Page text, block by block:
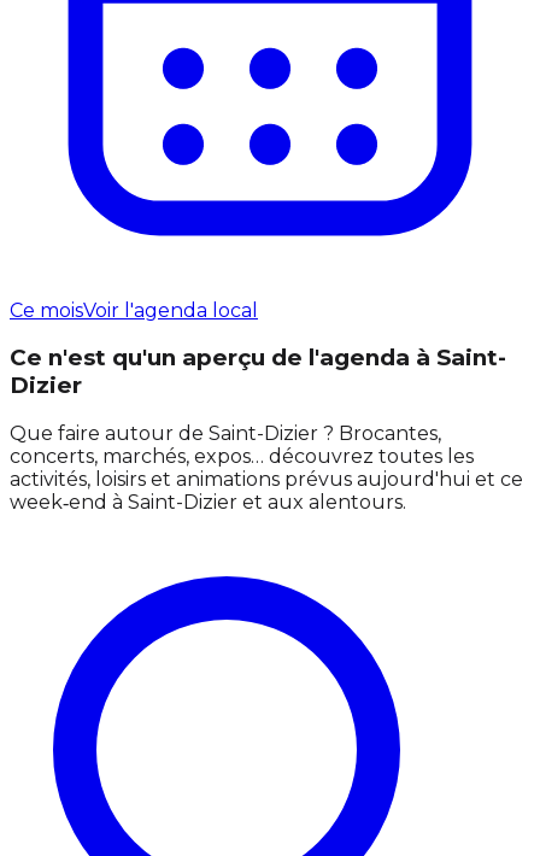
Ce moisVoir l'agenda local
Ce n'est qu'un aperçu de l'agenda à Saint-
Dizier
Que faire autour de Saint-Dizier ? Brocantes,
concerts, marchés, expos… découvrez toutes les
activités, loisirs et animations prévus aujourd'hui et ce
week‑end à Saint-Dizier et aux alentours.